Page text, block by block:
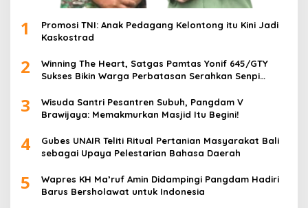
1
Promosi TNI: Anak Pedagang Kelontong itu Kini Jadi
Kaskostrad
2
Winning The Heart, Satgas Pamtas Yonif 645/GTY
Sukses Bikin Warga Perbatasan Serahkan Senpi
3
Wisuda Santri Pesantren Subuh, Pangdam V
Brawijaya: Memakmurkan Masjid Itu Begini!
4
Gubes UNAIR Teliti Ritual Pertanian Masyarakat Bali
sebagai Upaya Pelestarian Bahasa Daerah
5
Wapres KH Ma’ruf Amin Didampingi Pangdam Hadiri
Barus Bersholawat untuk Indonesia